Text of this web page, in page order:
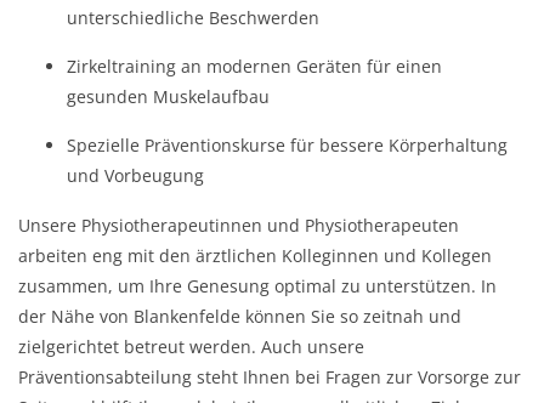
unterschiedliche Beschwerden
Zirkeltraining an modernen Geräten für einen
gesunden Muskelaufbau
Spezielle Präventionskurse für bessere Körperhaltung
und Vorbeugung
Unsere Physiotherapeutinnen und Physiotherapeuten
arbeiten eng mit den ärztlichen Kolleginnen und Kollegen
zusammen, um Ihre Genesung optimal zu unterstützen. In
der Nähe von Blankenfelde können Sie so zeitnah und
zielgerichtet betreut werden. Auch unsere
Präventionsabteilung steht Ihnen bei Fragen zur Vorsorge zur